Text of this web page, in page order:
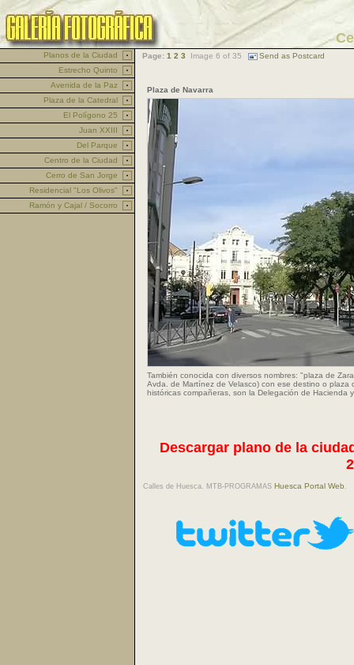
Planos de la Ciudad
Estrecho Quinto
Avenida de la Paz
Plaza de la Catedral
El Polígono 25
Juan XXIII
Del Parque
Centro de la Ciudad
Cerro de San Jorge
Residencial "Los Olivos"
Ramón y Cajal / Socorro
Plaza de Navarra
También conocida con diversos nombres: "plaza de
Avda. de Martínez de Velasco) con ese destino o
históricas compañeras, son la Delegación de Hacienda
Descargar plano de la
Calles de Huesca. MTB-PROGRAMAS Huesca Portal Web .
Page: 1 2 3 Image 6 of 35 Send as Postcard